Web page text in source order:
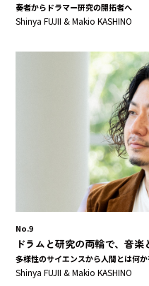
奏者からドラマー研究の開拓者へ
Shinya FUJII & Makio KASHINO
No.9
ドラムと研究の両輪で、音楽
多様性のサイエンスから人間とは何
Shinya FUJII & Makio KASHINO